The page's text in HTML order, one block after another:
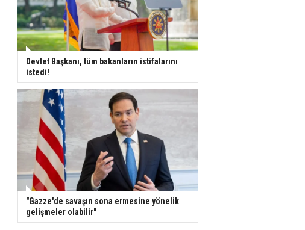
Devlet Başkanı, tüm bakanların istifalarını
istedi!
"Gazze'de savaşın sona ermesine yönelik
gelişmeler olabilir"